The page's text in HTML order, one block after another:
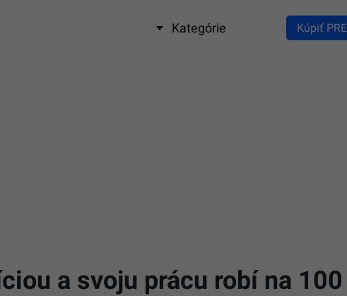
Kategórie Kúpiť
a svoju prácu robí na 100